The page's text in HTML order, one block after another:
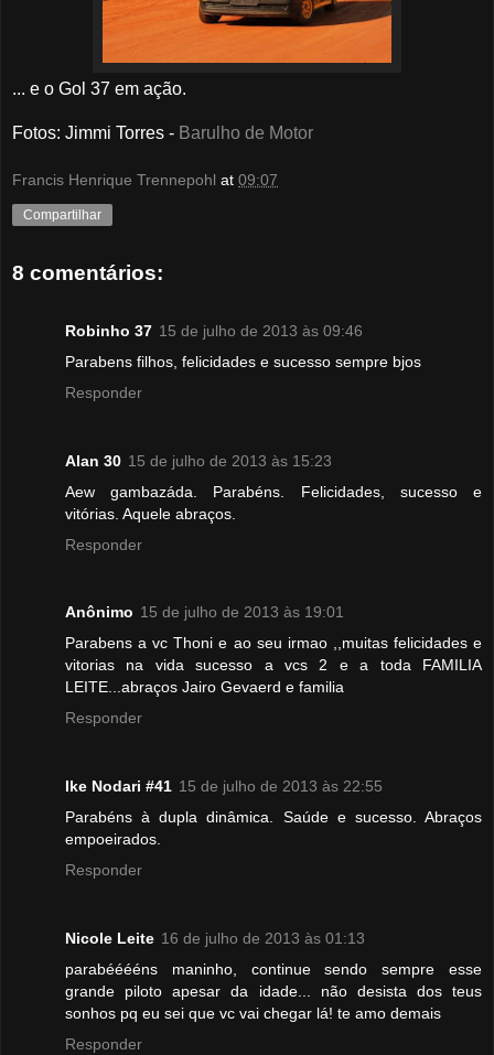
... e o Gol 37 em ação.
Fotos: Jimmi Torres - Barulho de Motor
Francis Henrique Trennepohl at 09:07
Compartilhar
8 comentários:
Robinho 37 15 de julho de 2013 às 09:46
Parabens filhos, felicidades e sucesso sempre bjos
Responder
Alan 30 15 de julho de 2013 às 15:23
Aew gambazáda. Parabéns. Felicidades, sucesso e
vitórias. Aquele abraços.
Responder
Anônimo 15 de julho de 2013 às 19:01
Parabens a vc Thoni e ao seu irmao ,,muitas felicidades e
vitorias na vida sucesso a vcs 2 e a toda FAMILIA
LEITE...abraços Jairo Gevaerd e familia
Responder
Ike Nodari #41 15 de julho de 2013 às 22:55
Parabéns à dupla dinâmica. Saúde e sucesso. Abraços
empoeirados.
Responder
Nicole Leite 16 de julho de 2013 às 01:13
parabééééns maninho, continue sendo sempre esse
grande piloto apesar da idade... não desista dos teus
sonhos pq eu sei que vc vai chegar lá! te amo demais
Responder